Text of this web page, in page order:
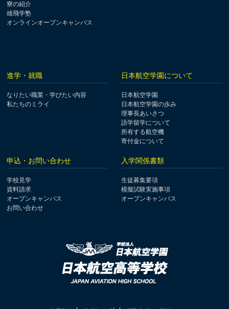
寮の紹介
雄飛学塾
オンラインオープンキャンパス
進学・就職
なりたい職業・学びたい内容
私たちのミライ
日本航空学園について
日本航空学園
日本航空学園の歩み
理事長あいさつ
語学留学について
所有する航空機
寄付金について
申込・お問い合わせ
学校見学
資料請求
オープンキャンパス
お問い合わせ
入学関係書類
生徒募集要項
模擬試験実施事項
オープンキャンパス